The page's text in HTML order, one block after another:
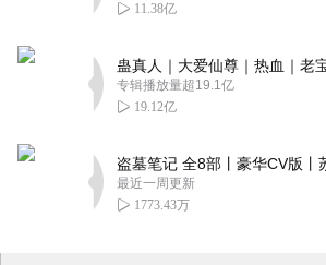
11.38亿
专辑播放量超19.1亿
19.12亿
最近一周更新
1773.43万